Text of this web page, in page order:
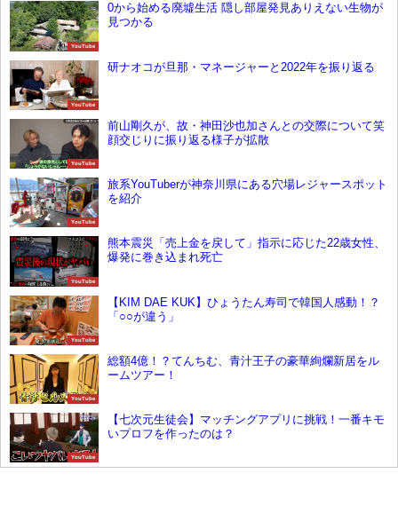
YouTube
0から始める廃墟生活 隠し部屋発見ありえない生物が
見つかる
YouTube
研ナオコが旦那・マネージャーと2022年を振り返る
YouTube
前山剛久が、故・神田沙也加さんとの交際について笑
顔交じりに振り返る様子が拡散
YouTube
旅系YouTuberが神奈川県にある穴場レジャースポット
を紹介
YouTube
熊本震災「売上金を戻して」指示に応じた22歳女性、
爆発に巻き込まれ死亡
YouTube
【KIM DAE KUK】ひょうたん寿司で韓国人感動！？
「○○が違う」
YouTube
総額4億！？てんちむ、青汁王子の豪華絢爛新居をル
ームツアー！
YouTube
【七次元生徒会】マッチングアプリに挑戦！一番キモ
いプロフを作ったのは？